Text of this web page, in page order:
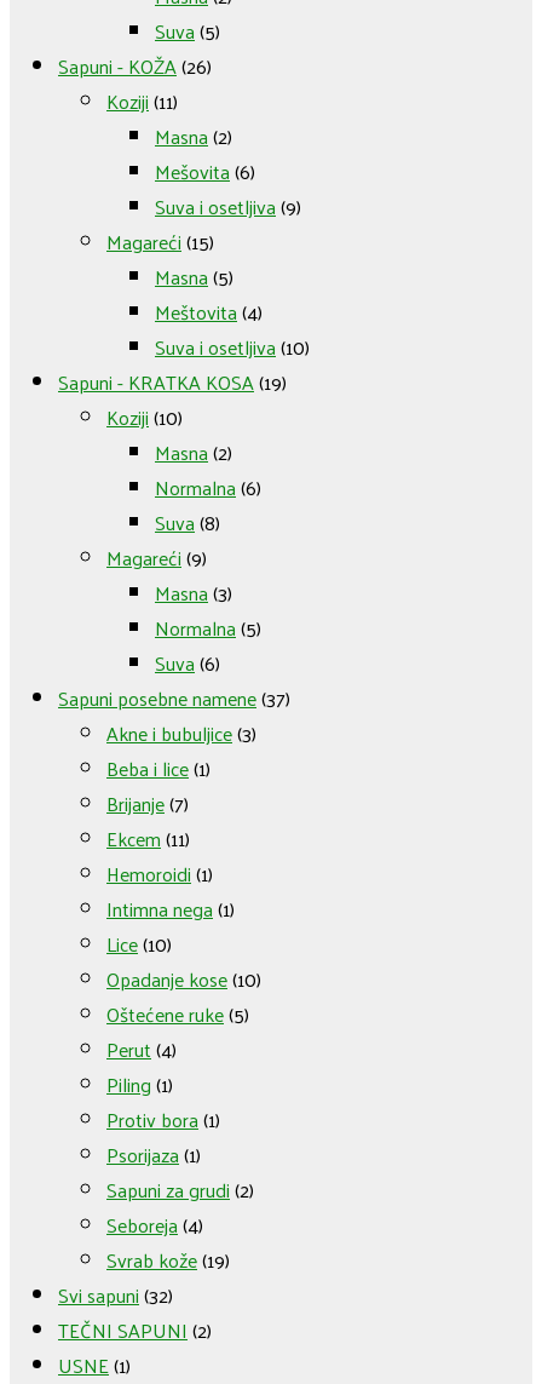
Suva(5)
Sapuni - KOŽA(26)
Koziji(11)
Masna(2)
Mešovita(6)
Suva i osetljiva(9)
Magareći(15)
Masna(5)
Meštovita(4)
Suva i osetljiva(10)
Sapuni - KRATKA KOSA(19)
Koziji(10)
Masna(2)
Normalna(6)
Suva(8)
Magareći(9)
Masna(3)
Normalna(5)
Suva(6)
Sapuni posebne namene(37)
Akne i bubuljice(3)
Beba i lice(1)
Brijanje(7)
Ekcem(11)
Hemoroidi(1)
Intimna nega(1)
Lice(10)
Opadanje kose(10)
Oštećene ruke(5)
Perut(4)
Piling(1)
Protiv bora(1)
Psorijaza(1)
Sapuni za grudi(2)
Seboreja(4)
Svrab kože(19)
Svi sapuni(32)
TEČNI SAPUNI(2)
USNE(1)